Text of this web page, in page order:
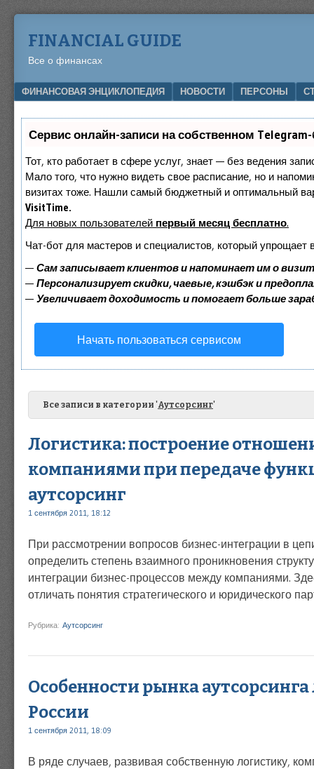
FINANCIAL GUIDE
Все о финансах
Menu
SKIP TO CONTENT
ФИНАНСОВАЯ ЭНЦИКЛОПЕДИЯ НОВОСТИ ПЕРСОНЫ
Сервис онлайн-записи на собственном
Тот, кто работает в сфере услуг, знает — без ведения
Мало того, что нужно видеть свое расписание, но и
визитах тоже. Нашли самый бюджетный и оптимальный
VisitTime.
Для новых пользователей первый месяц бесплатно.
Чат-бот для мастеров и специалистов, который упрощает
— Сам записывает клиентов и напоминает им о
— Персонализирует скидки, чаевые, кэшбэк и
— Увеличивает доходимость и помогает больше
Начать пользоваться сервисом
Все записи в категории 'Аутсорсинг'
Логистика: построение
компаниями при передаче
аутсорсинг
1 сентября 2011, 18:12
При рассмотрении вопросов бизнес-интеграции в
определить степень взаимного проникновения
интеграции бизнес-процессов между компаниями.
отличать понятия стратегического и юридического
Рубрика: Аутсорсинг
Особенности рынка
России
1 сентября 2011, 18:09
В ряде случаев, развивая собственную логистику,